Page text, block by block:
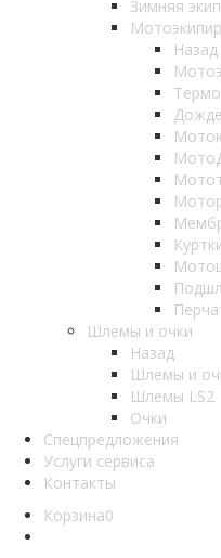
Зимняя
Назад
Шлемы и очки
Назад
Шлемы и
Шлемы LS2
Очки
Спецпредложения
Услуги сервиса
Контакты
Корзина0